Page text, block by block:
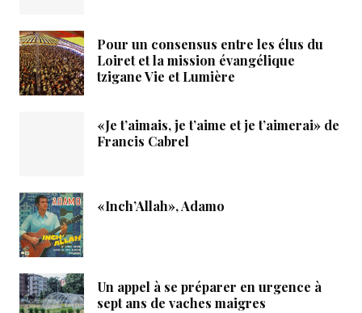
Pour un consensus entre les élus du
Loiret et la mission évangélique
tzigane Vie et Lumière
«Je t’aimais, je t’aime et je t’aimerai» de
Francis Cabrel
«Inch’Allah», Adamo
Un appel à se préparer en urgence à
sept ans de vaches maigres